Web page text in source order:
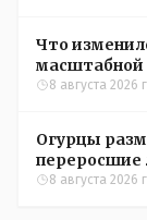
Что
масштабной
8 августа 2026
Огурцы
переросшие
зимой
8 августа 2026